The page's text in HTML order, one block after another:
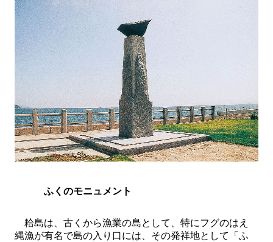
ふくのモニュメント
粭島は、古くから漁業の島として、特にフグのはえ
縄漁が有名で島の入り口には、その発祥地として「ふ